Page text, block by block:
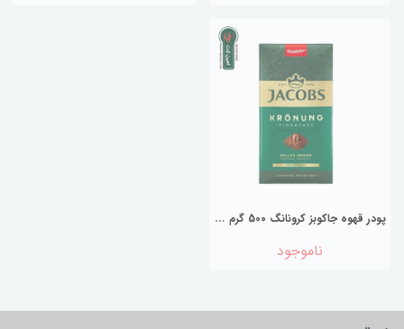
پ
ودر قهوه جاکوبز کرونانگ 500 گرم JACOBS ا JACOBS kronung coffee 500 g
ناموجود